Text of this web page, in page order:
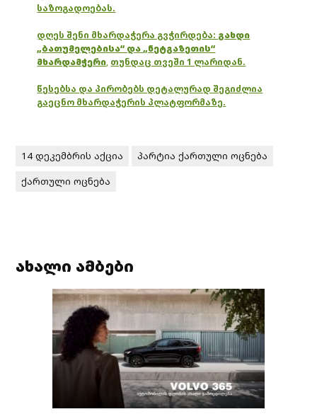
საზოგადოებას.
დღეს შენი მხარდაჭერა გვჭირდება: გახდი
„ბათუმელებისა“ და „ნეტგაზეთის“
მხარდამჭერი, თუნდაც თვეში 1 ლარიდან.
წესებსა და პირობებს დეტალურად შეგიძლია
გაეცნო მხარდაჭერის პლატფორმაზე.
14 დეკემბრის აქცია
პარტია ქართული ოცნება
ქართული ოცნება
ახალი ამბები